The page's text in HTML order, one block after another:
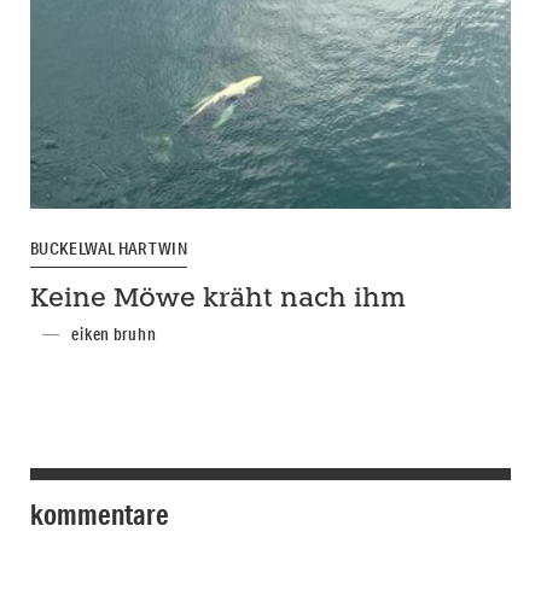
BUCKELWAL HARTWIN
Keine Möwe kräht nach ihm
eiken bruhn
kommentare